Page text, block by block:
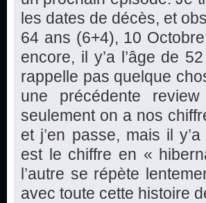
les dates de décès, et
64 ans (6+4), 10
encore, il y’a l’âge de
rappelle pas quelque
une précédente
seulement on a nos
et j’en passe, mais il
est le chiffre en «
l’autre se répète
avec toute cette histoire